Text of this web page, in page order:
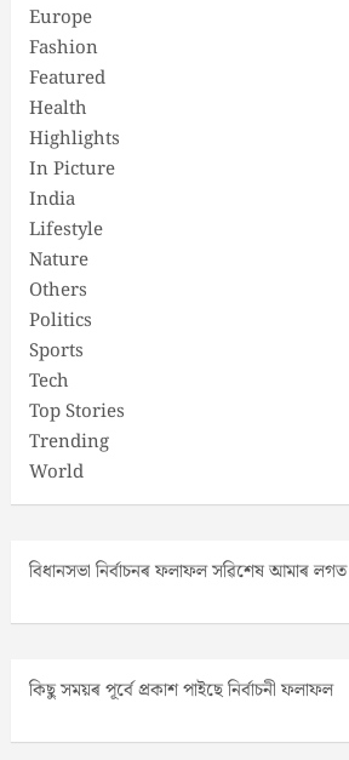
Europe
Fashion
Featured
Health
Highlights
In Picture
India
Lifestyle
Nature
Others
Politics
Sports
Tech
Top Stories
Trending
World
বিধানসভা নিৰ্বাচনৰ ফলাফল সৱিশেষ আমাৰ লগত
কিছু সময়ৰ পূৰ্বে প্ৰকাশ পাইছে নিৰ্বাচনী ফলাফল